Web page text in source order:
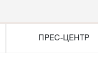
ПРЕС-ЦЕНТР